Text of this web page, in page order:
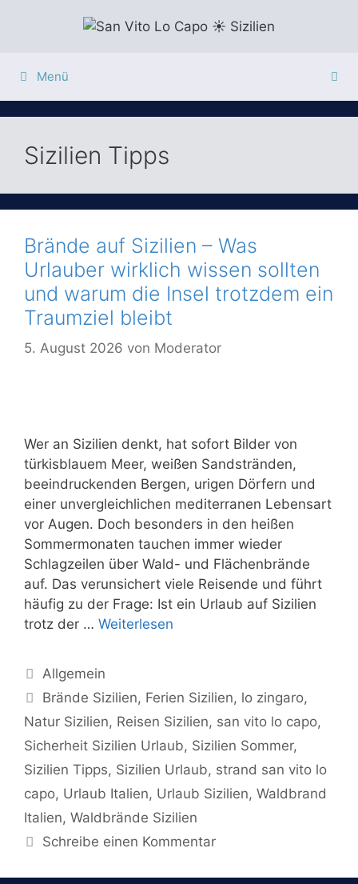
Menü
Sizilien Tipps
Brände auf Sizilien – Was
Urlauber wirklich wissen sollten
und warum die Insel trotzdem ein
Traumziel bleibt
5. August 2026 von Moderator
Wer an Sizilien denkt, hat sofort Bilder von
türkisblauem Meer, weißen Sandstränden,
beeindruckenden Bergen, urigen Dörfern und
einer unvergleichlichen mediterranen Lebensart
vor Augen. Doch besonders in den heißen
Sommermonaten tauchen immer wieder
Schlagzeilen über Wald- und Flächenbrände
auf. Das verunsichert viele Reisende und führt
häufig zu der Frage: Ist ein Urlaub auf Sizilien
trotz der … Weiterlesen
Kategorien
Allgemein
Schlagwörter
Brände Sizilien, Ferien Sizilien, lo zingaro,
Natur Sizilien, Reisen Sizilien, san vito lo capo,
Sicherheit Sizilien Urlaub, Sizilien Sommer,
Sizilien Tipps, Sizilien Urlaub, strand san vito lo
capo, Urlaub Italien, Urlaub Sizilien, Waldbrand
Italien, Waldbrände Sizilien
Schreibe einen Kommentar